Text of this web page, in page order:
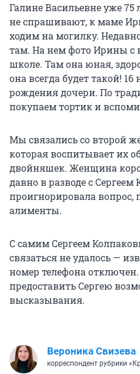
Галине Васильевне уже
не спрашивают, к маме
ходим на могилку.
там. На нем фото Ирины с
школе. Там она юная,
она всегда будет такой!
рождения дочери. По
покупаем тортик и
Мы связались со второй
которая воспитывает их
двойняшек. Женщина
давно в разводе с
проигнорировала вопрос,
алименты.
С самим Сергеем
связаться не удалось —
номер телефона
предоставить Сергею
высказывания.
Вероника Свизева
корреспондент рубрики